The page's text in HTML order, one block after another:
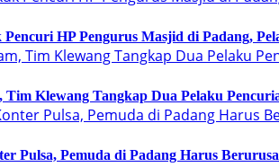
HP Pengurus Masjid di Padang,
Klewang Tangkap Dua Pelaku
Pulsa, Pemuda di Padang Harus